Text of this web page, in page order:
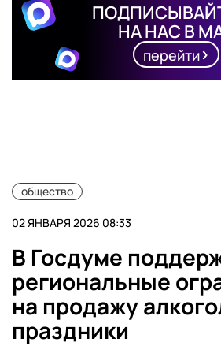
НА НАС В
перейти
общество
02 ЯНВАРЯ 2026 08:33
В Госдуме
региональные
на продажу
праздники